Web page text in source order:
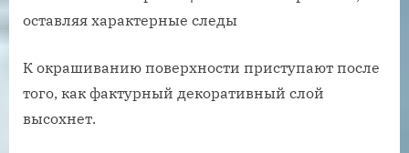
К окрашиванию поверхности приступают после
того, как фактурный декоративный слой
высохнет.